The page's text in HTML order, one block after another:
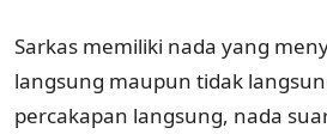
Sarkas memiliki nada yang
langsung maupun tidak
percakapan langsung, nada